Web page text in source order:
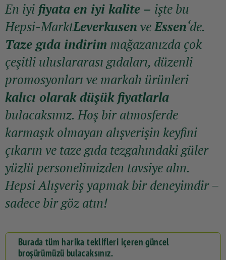
En iyi fiyata en iyi kalite – işte bu
Hepsi-MarktLeverkusen veEssen‘de.
Taze gıda indirim mağazanızda çok
çeşitli uluslararası gıdaları, düzenli
promosyonları ve markalı ürünleri
kalıcı olarak düşük fiyatlarla
bulacaksınız. Hoş bir atmosferde
karmaşık olmayan alışverişin keyfini
çıkarın ve taze gıda tezgahındaki güler
yüzlü personelimizden tavsiye alın.
Hepsi Alışveriş yapmak bir deneyimdir –
sadece bir göz atın!
Burada tüm harika teklifleri içeren güncel
broşürümüzü bulacaksınız.